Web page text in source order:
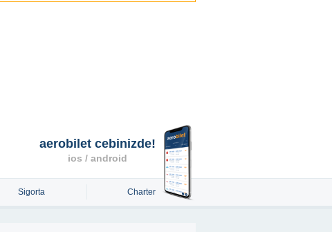
Sigorta Charter
aerobilet cebinizde!
ios / android